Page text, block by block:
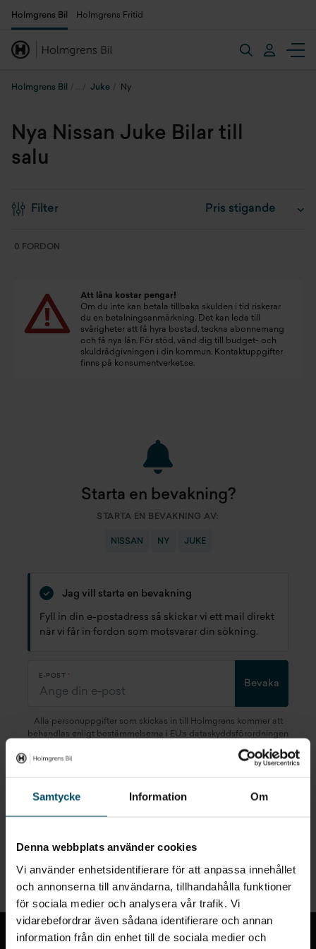
Samtycke Information Om
Denna webbplats använder cookies
Vi använder enhetsidentifierare för att anpassa innehållet
och annonserna till användarna, tillhandahålla funktioner
för sociala medier och analysera vår trafik. Vi
vidarebefordrar även sådana identifierare och annan
information från din enhet till de sociala medier och
Holmgrens Bil Holmgrens Fritid
Holmgrens Bil Juke Ny
Nya Nissan Juke Bilar till
salu
Filter
0 FORDON
Att låna kostar pengar!
Om du inte kan betala tillbaka skulden i tid riskerar
du en betalningsanmärkning. Det kan leda till
svårigheter att få hyra bostad, teckna abonnemang
och få nya lån. För stöd, vänd dig till budget- och
skuldrådgivningen i din kommun. Kontaktuppgifter
finns på konsumentverket.se.
Starta en bevakning?
STARTA EN BEVAKNING AV:
NISSAN NY JUKE
Jag vill starta en bevakning
Fyll in din e-postadress så skickar vi ett mail direkt
när vi får in fordon som motsvarar din sökning.
E-POST
Bevaka
Alla personuppgifter som skickas in till Holmgrens kommer att
behandlas enligt bestämmelserna i EU:s dataskyddsförordningen
kan du läsa mer om hur vi behandlar dina
Snabblänkar
Till toppen